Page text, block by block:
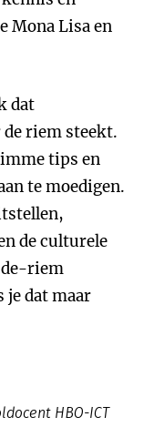
Mona Lisa en
dat
de riem steekt.
tips en
te moedigen.
de culturele
riem
je dat maar
HBO-ICT